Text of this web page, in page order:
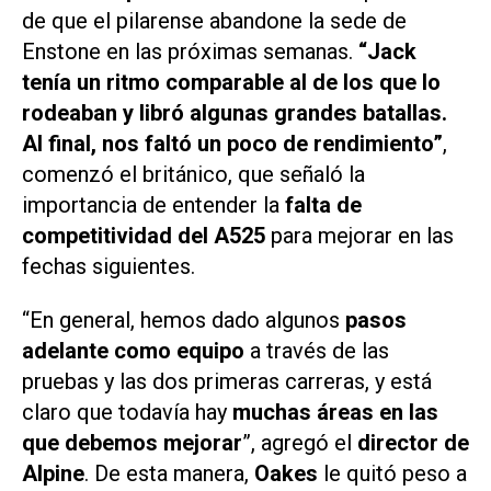
de que el pilarense abandone la sede de
Enstone en las próximas semanas. “Jack
tenía un ritmo comparable al de los que lo
rodeaban y libró algunas grandes batallas.
Al final, nos faltó un poco de rendimiento”,
comenzó el británico, que señaló la
importancia de entender la falta de
competitividad del A525 para mejorar en las
fechas siguientes.
“En general, hemos dado algunos pasos
adelante como equipo a través de las
pruebas y las dos primeras carreras, y está
claro que todavía hay muchas áreas en las
que debemos mejorar”, agregó el director de
Alpine. De esta manera, Oakes le quitó peso a